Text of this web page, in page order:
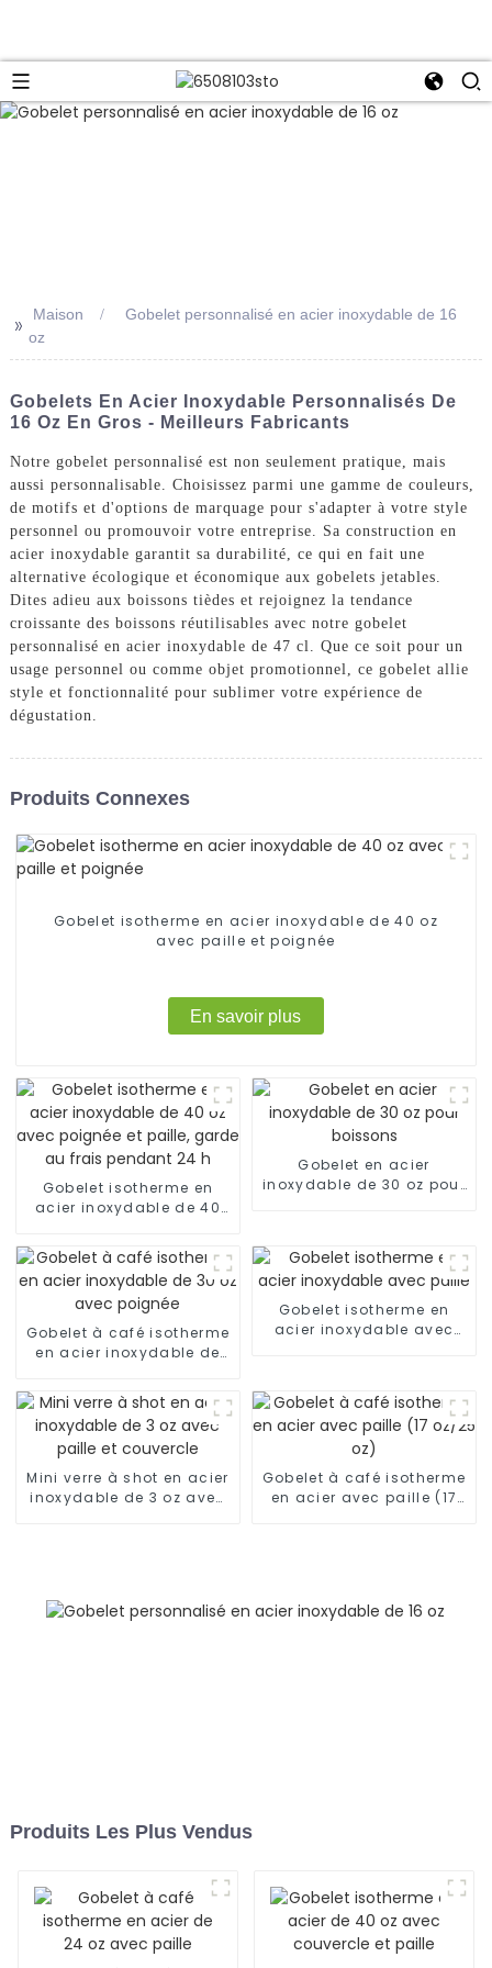
>> Maison
Gobelet personnalisé en acier inoxydable de 16
oz
Gobelets En Acier Inoxydable Personnalisés De
16 Oz En Gros - Meilleurs Fabricants
Notre gobelet personnalisé est non seulement pratique, mais
aussi personnalisable. Choisissez parmi une gamme de couleurs,
de motifs et d'options de marquage pour s'adapter à votre style
personnel ou promouvoir votre entreprise. Sa construction en
acier inoxydable garantit sa durabilité, ce qui en fait une
alternative écologique et économique aux gobelets jetables.
Dites adieu aux boissons tièdes et rejoignez la tendance
croissante des boissons réutilisables avec notre gobelet
personnalisé en acier inoxydable de 47 cl. Que ce soit pour un
usage personnel ou comme objet promotionnel, ce gobelet allie
style et fonctionnalité pour sublimer votre expérience de
dégustation.
Produits Connexes
Gobelet isotherme en acier inoxydable de 40 oz
avec paille et poignée
En savoir plus
Gobelet isotherme en
acier inoxydable de 40
garde au frais pendant
24 h
Gobelet en acier
inoxydable de 30 oz pour
Gobelet à café isotherme
en acier inoxydable de
Gobelet isotherme en
acier inoxydable avec
Mini verre à shot en acier
inoxydable de 3 oz avec
Gobelet à café isotherme
en acier avec paille (17
Produits Les Plus Vendus